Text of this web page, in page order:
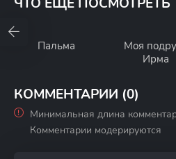
Пальма
Моя
Ирма
КОММЕНТАРИИ (0)
Минимальная длина
Комментарии модерируются